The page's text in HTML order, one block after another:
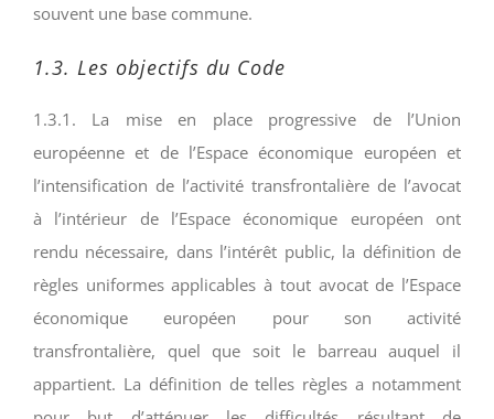
souvent une base commune.
1.3. Les objectifs du Code
1.3.1. La mise en place progressive de l’Union
européenne et de l’Espace économique européen et
l’intensification de l’activité transfrontalière de l’avocat
à l’intérieur de l’Espace économique européen ont
rendu nécessaire, dans l’intérêt public, la définition de
règles uniformes applicables à tout avocat de l’Espace
économique européen pour son activité
transfrontalière, quel que soit le barreau auquel il
appartient. La définition de telles règles a notamment